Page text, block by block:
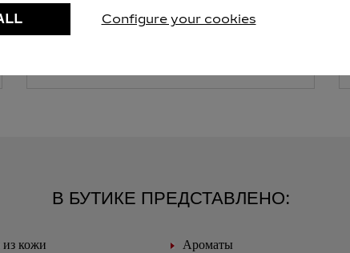
どを承ります。
В БУТИКЕ ПРЕДСТАВЛЕНО:
кожи Ароматы
Configure your cookies